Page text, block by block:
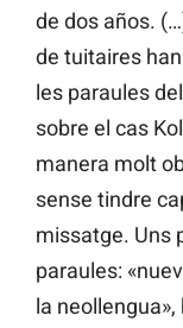
de dos años.
de tuitaires
les paraules
sobre el cas
manera molt
sense tindre
missatge. Uns
paraules:
la